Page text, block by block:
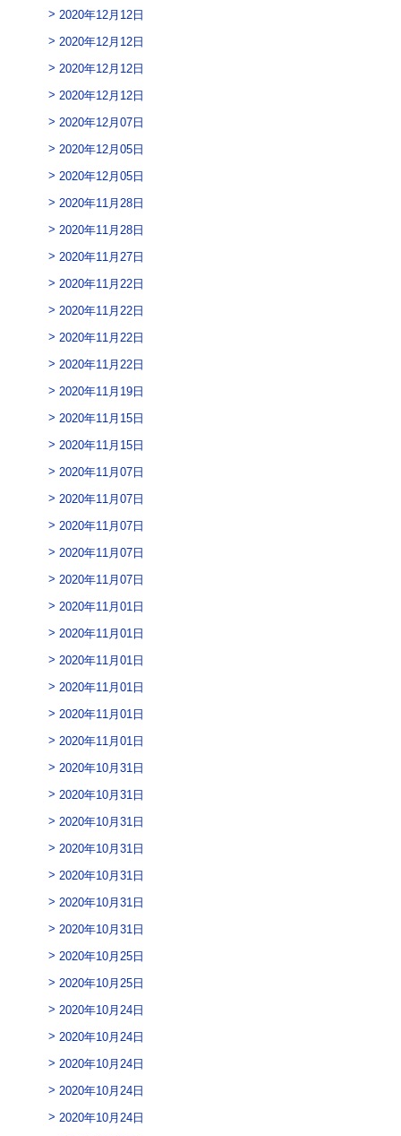
2020年12月12日
2020年12月12日
2020年12月12日
2020年12月12日
2020年12月07日
2020年12月05日
2020年12月05日
2020年11月28日
2020年11月28日
2020年11月27日
2020年11月22日
2020年11月22日
2020年11月22日
2020年11月22日
2020年11月19日
2020年11月15日
2020年11月15日
2020年11月07日
2020年11月07日
2020年11月07日
2020年11月07日
2020年11月07日
2020年11月01日
2020年11月01日
2020年11月01日
2020年11月01日
2020年11月01日
2020年11月01日
2020年10月31日
2020年10月31日
2020年10月31日
2020年10月31日
2020年10月31日
2020年10月31日
2020年10月31日
2020年10月25日
2020年10月25日
2020年10月24日
2020年10月24日
2020年10月24日
2020年10月24日
2020年10月24日